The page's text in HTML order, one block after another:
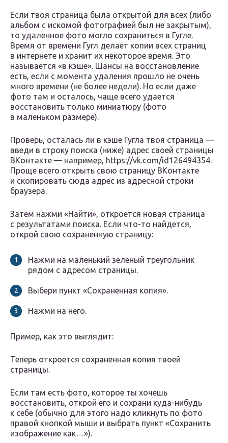
Если твоя страница была открытой для всех (либо
альбом с искомой фотографией был не закрытым),
то удаленное фото могло сохраниться в Гугле.
Время от времени Гугл делает копии всех страниц
в интернете и хранит их некоторое время. Это
называется «в кэше». Шансы на восстановление
есть, если с момента удаления прошло не очень
много времени (не более недели). Но если даже
фото там и осталось, чаще всего удается
восстановить только миниатюру (фото
в маленьком размере).
Проверь, осталась ли в кэше Гугла твоя страница —
введи в строку поиска (ниже) адрес своей страницы
ВКонтакте — например, https://vk.com/id126494354.
Проще всего открыть свою страницу ВКонтакте
и скопировать сюда адрес из адресной строки
браузера.
Затем нажми «Найти», откроется новая страница
с результатами поиска. Если что-то найдется,
открой свою сохраненную страницу:
Нажми на маленький зеленый треугольник
рядом с адресом страницы.
Выбери пункт «Сохраненная копия».
Нажми на него.
Пример, как это выглядит:
Теперь откроется сохраненная копия твоей
страницы.
Если там есть фото, которое ты хочешь
восстановить, открой его и сохрани куда-нибудь
к себе (обычно для этого надо кликнуть по фото
правой кнопкой мыши и выбрать пункт «Сохранить
изображение как…»).